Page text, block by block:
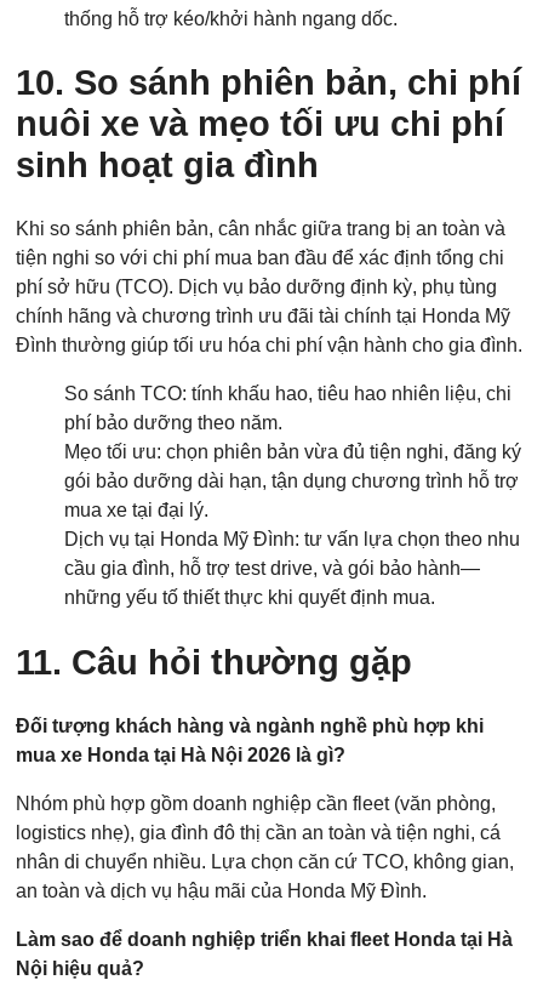
thống hỗ trợ kéo/khởi hành ngang dốc.
10. So sánh phiên bản, chi phí
nuôi xe và mẹo tối ưu chi phí
sinh hoạt gia đình
Khi so sánh phiên bản, cân nhắc giữa trang bị an toàn và
tiện nghi so với chi phí mua ban đầu để xác định tổng chi
phí sở hữu (TCO). Dịch vụ bảo dưỡng định kỳ, phụ tùng
chính hãng và chương trình ưu đãi tài chính tại Honda Mỹ
Đình thường giúp tối ưu hóa chi phí vận hành cho gia đình.
So sánh TCO: tính khấu hao, tiêu hao nhiên liệu, chi
phí bảo dưỡng theo năm.
Mẹo tối ưu: chọn phiên bản vừa đủ tiện nghi, đăng ký
gói bảo dưỡng dài hạn, tận dụng chương trình hỗ trợ
mua xe tại đại lý.
Dịch vụ tại Honda Mỹ Đình: tư vấn lựa chọn theo nhu
cầu gia đình, hỗ trợ test drive, và gói bảo hành—
những yếu tố thiết thực khi quyết định mua.
11. Câu hỏi thường gặp
Đối tượng khách hàng và ngành nghề phù hợp khi
mua xe Honda tại Hà Nội 2026 là gì?
Nhóm phù hợp gồm doanh nghiệp cần fleet (văn phòng,
logistics nhẹ), gia đình đô thị cần an toàn và tiện nghi, cá
nhân di chuyển nhiều. Lựa chọn căn cứ TCO, không gian,
an toàn và dịch vụ hậu mãi của Honda Mỹ Đình.
Làm sao để doanh nghiệp triển khai fleet Honda tại Hà
Nội hiệu quả?